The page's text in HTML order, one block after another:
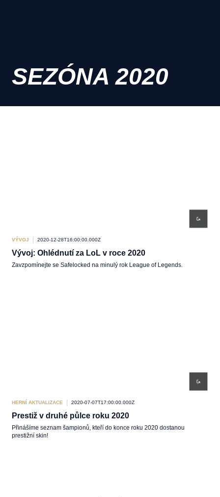
SEZÓNA 2020
VÝVOJ 2020-12-28T16:00:00.000Z
Vývoj: Ohlédnutí za LoL v roce 2020
Zavzpomínejte se Safelocked na minulý rok League of Legends.
HERNÍ AKTUALIZACE 2020-07-07T17:00:00.000Z
Prestiž v druhé půlce roku 2020
Přinášíme seznam šampionů, kteří do konce roku 2020 dostanou
prestižní skin!